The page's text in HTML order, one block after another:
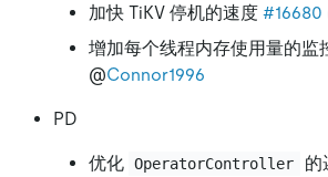
加快 TiKV 停机的速度 #16680
增加每个线程内存使用量的监
@Connor1996
PD
优化 OperatorController
的